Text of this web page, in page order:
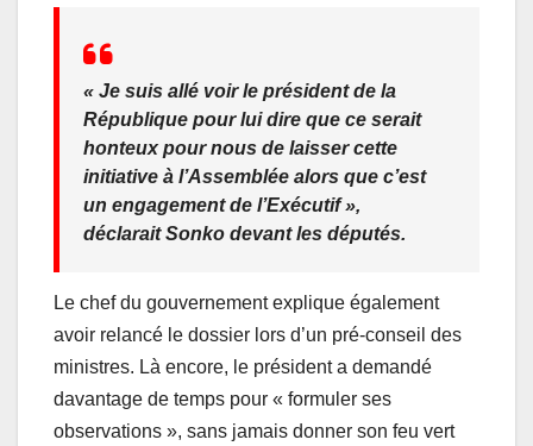
« Je suis allé voir le président de la
République pour lui dire que ce serait
honteux pour nous de laisser cette
initiative à l’Assemblée alors que c’est
un engagement de l’Exécutif »,
déclarait Sonko devant les députés.
Le chef du gouvernement explique également
avoir relancé le dossier lors d’un pré-conseil des
ministres. Là encore, le président a demandé
davantage de temps pour « formuler ses
observations », sans jamais donner son feu vert